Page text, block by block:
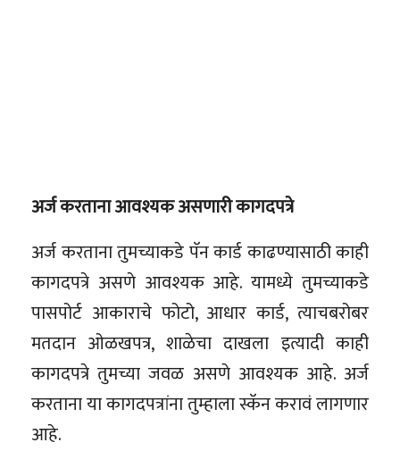
अर्ज करताना आवश्यक असणारी कागदपत्रे
अर्ज करताना तुमच्याकडे पॅन कार्ड काढण्यासाठी काही
कागदपत्रे असणे आवश्यक आहे. यामध्ये तुमच्याकडे
पासपोर्ट आकाराचे फोटो, आधार कार्ड, त्याचबरोबर
मतदान ओळखपत्र, शाळेचा दाखला इत्यादी काही
कागदपत्रे तुमच्या जवळ असणे आवश्यक आहे. अर्ज
करताना या कागदपत्रांना तुम्हाला स्कॅन करावं लागणार
आहे.